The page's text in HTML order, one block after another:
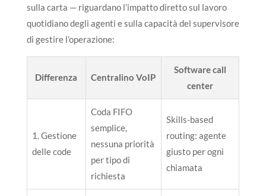
sulla carta — riguardano l’impatto diretto sul lavoro
quotidiano degli agenti e sulla capacità del supervisore
di gestire l’operazione:
Differenza Centralino VoIP
Software call
center
1. Gestione
delle code
Coda FIFO
semplice,
nessuna priorità
per tipo di
richiesta
Skills-based
routing: agente
giusto per ogni
chiamata